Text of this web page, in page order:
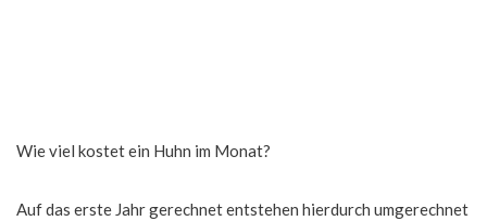
Wie viel kostet ein Huhn im Monat?
Auf das erste Jahr gerechnet entstehen hierdurch umgerechnet